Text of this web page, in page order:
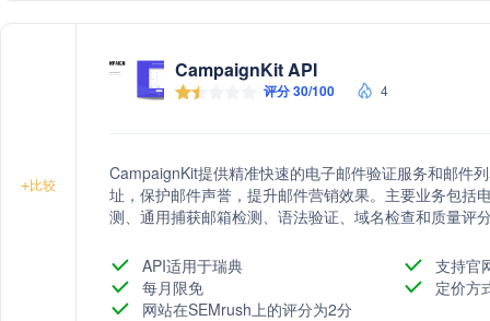
+比较
CampaignKit API
评分 30/100 4
CampaignKit提供精准快速的电子邮件验证服务和邮件
址，保护邮件声誉，提升邮件营销效果。主要业务包括
测、通用捕获邮箱检测、语法验证、域名检查和质量评
API适用于瑞典
支持官
每月限免
定价方
网站在SEMrush上的评分为2分